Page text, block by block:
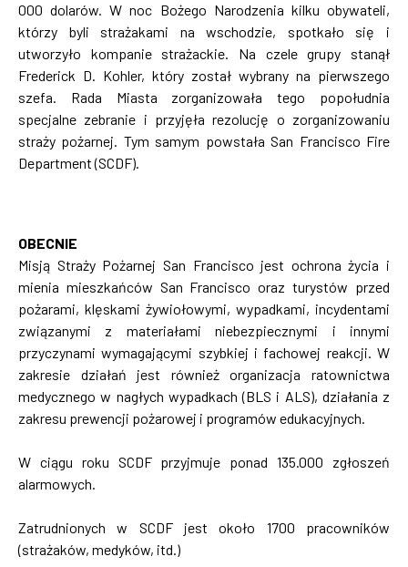
000 dolarów. W noc Bożego Narodzenia kilku obywateli,
którzy byli strażakami na wschodzie, spotkało się i
utworzyło kompanie strażackie. Na czele grupy stanął
Frederick D. Kohler, który został wybrany na pierwszego
szefa. Rada Miasta zorganizowała tego popołudnia
specjalne zebranie i przyjęła rezolucję o zorganizowaniu
straży pożarnej. Tym samym powstała San Francisco Fire
Department (SCDF).
OBECNIE
Misją Straży Pożarnej San Francisco jest ochrona życia i
mienia mieszkańców San Francisco oraz turystów przed
pożarami, klęskami żywiołowymi, wypadkami, incydentami
związanymi z materiałami niebezpiecznymi i innymi
przyczynami wymagającymi szybkiej i fachowej reakcji. W
zakresie działań jest również organizacja ratownictwa
medycznego w nagłych wypadkach (BLS i ALS), działania z
zakresu prewencji pożarowej i programów edukacyjnych.
W ciągu roku SCDF przyjmuje ponad 135.000 zgłoszeń
alarmowych.
Zatrudnionych w SCDF jest około 1700 pracowników
(strażaków, medyków, itd.)